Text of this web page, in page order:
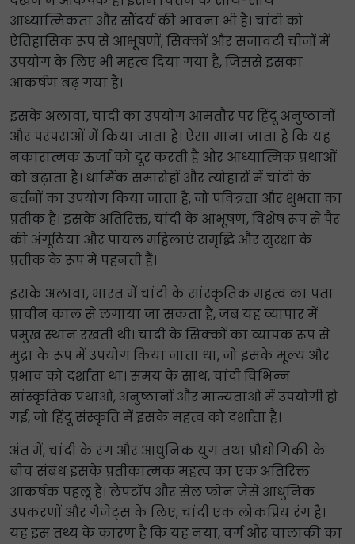
आध्यात्मिकता और सौंदर्य की भावना भी है। चांदी को
ऐतिहासिक रूप से आभूषणों, सिक्कों और सजावटी चीजों में
उपयोग के लिए भी महत्व दिया गया है, जिससे इसका
आकर्षण बढ़ गया है।
इसके अलावा, चांदी का उपयोग आमतौर पर हिंदू अनुष्ठानों
और परंपराओं में किया जाता है। ऐसा माना जाता है कि यह
नकारात्मक ऊर्जा को दूर करती है और आध्यात्मिक प्रथाओं
को बढ़ाता है। धार्मिक समारोहों और त्योहारों में चांदी के
बर्तनों का उपयोग किया जाता है, जो पवित्रता और शुभता का
प्रतीक हैं। इसके अतिरिक्त, चांदी के आभूषण, विशेष रूप से पैर
की अंगूठियां और पायल महिलाएं समृद्धि और सुरक्षा के
प्रतीक के रूप में पहनती हैं।
इसके अलावा, भारत में चांदी के सांस्कृतिक महत्व का पता
प्राचीन काल से लगाया जा सकता है, जब यह व्यापार में
प्रमुख स्थान रखती थी। चांदी के सिक्कों का व्यापक रूप से
मुद्रा के रूप में उपयोग किया जाता था, जो इसके मूल्य और
प्रभाव को दर्शाता था। समय के साथ, चांदी विभिन्न
सांस्कृतिक प्रथाओं, अनुष्ठानों और मान्यताओं में उपयोगी हो
गई, जो हिंदू संस्कृति में इसके महत्व को दर्शाता है।
अंत में, चांदी के रंग और आधुनिक युग तथा प्रौद्योगिकी के
बीच संबंध इसके प्रतीकात्मक महत्व का एक अतिरिक्त
आकर्षक पहलू है। लैपटॉप और सेल फोन जैसे आधुनिक
उपकरणों और गैजेट्स के लिए, चांदी एक लोकप्रिय रंग है।
यह इस तथ्य के कारण है कि यह नया, वर्ग और चालाकी का